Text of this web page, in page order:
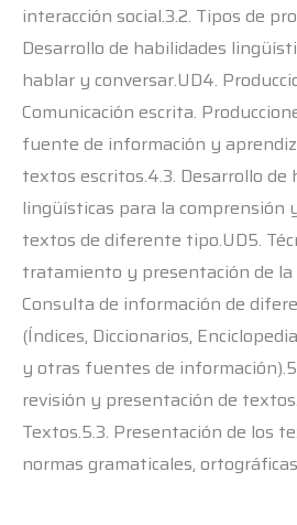
interacción social.3.2. Tipos de
Desarrollo de habilidades
hablar y conversar.UD4.
Comunicación escrita.
fuente de información y
textos escritos.4.3. Desarrollo de
lingüísticas para la comprensión
textos de diferente tipo.UD5.
tratamiento y presentación de la
Consulta de información de
(Índices, Diccionarios,
y otras fuentes de
revisión y presentación de
Textos.5.3. Presentación de los
normas gramaticales,